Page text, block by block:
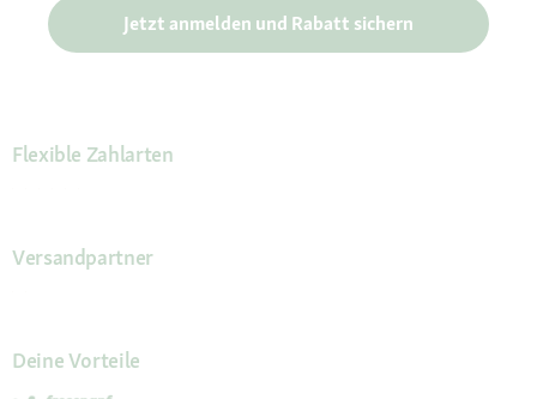
Jetzt anmelden und Rabatt sichern
Flexible Zahlarten
Versandpartner
Deine Vorteile